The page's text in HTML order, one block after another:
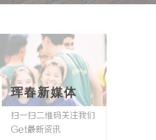
珲春新媒体
扫一扫二维码关注我们
Get最新资讯